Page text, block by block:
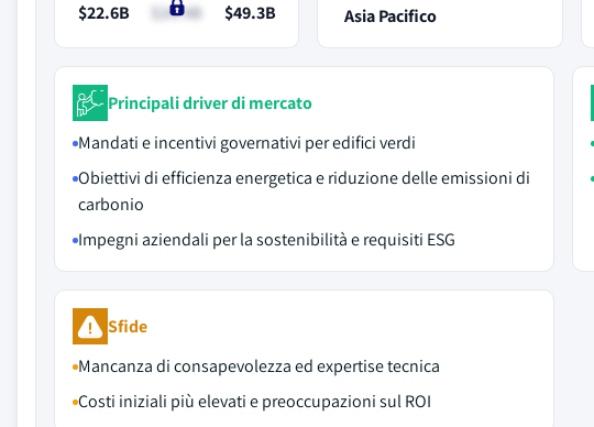
$22.6B
$24.4B
$49.3B
Asia Pacifico
Principali driver di mercato
Mandati e incentivi governativi per edifici verdi
Obiettivi di efficienza energetica e riduzione delle emissioni di
carbonio
Impegni aziendali per la sostenibilità e requisiti ESG
Sfide
Mancanza di consapevolezza ed expertise tecnica
Costi iniziali più elevati e preoccupazioni sul ROI